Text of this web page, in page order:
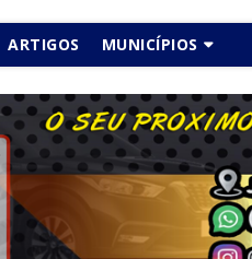
ARTIGOS MUNICÍPIOS